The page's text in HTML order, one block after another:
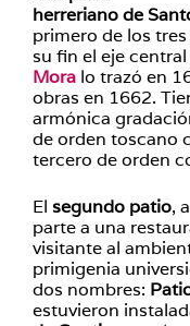
herreriano de
primero de los
su fin el eje
Mora lo trazó en
obras en 1662.
armónica
de orden toscano
tercero de orden
El segundo patio,
parte a una
visitante al
primigenia
dos nombres:
estuvieron